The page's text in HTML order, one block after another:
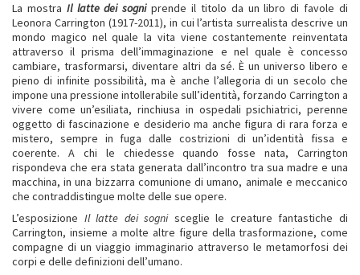
La mostra Il latte dei sogni prende il titolo da un libro di favole di
Leonora Carrington (1917-2011), in cui l’artista surrealista descrive un
mondo magico nel quale la vita viene costantemente reinventata
attraverso il prisma dell’immaginazione e nel quale è concesso
cambiare, trasformarsi, diventare altri da sé. È un universo libero e
pieno di infinite possibilità, ma è anche l’allegoria di un secolo che
impone una pressione intollerabile sull’identità, forzando Carrington a
vivere come un’esiliata, rinchiusa in ospedali psichiatrici, perenne
oggetto di fascinazione e desiderio ma anche figura di rara forza e
mistero, sempre in fuga dalle costrizioni di un’identità fissa e
coerente. A chi le chiedesse quando fosse nata, Carrington
rispondeva che era stata generata dall’incontro tra sua madre e una
macchina, in una bizzarra comunione di umano, animale e meccanico
che contraddistingue molte delle sue opere.
L’esposizione Il latte dei sognisceglie le creature fantastiche di
Carrington, insieme a molte altre figure della trasformazione, come
compagne di un viaggio immaginario attraverso le metamorfosi dei
corpi e delle definizioni dell’umano.